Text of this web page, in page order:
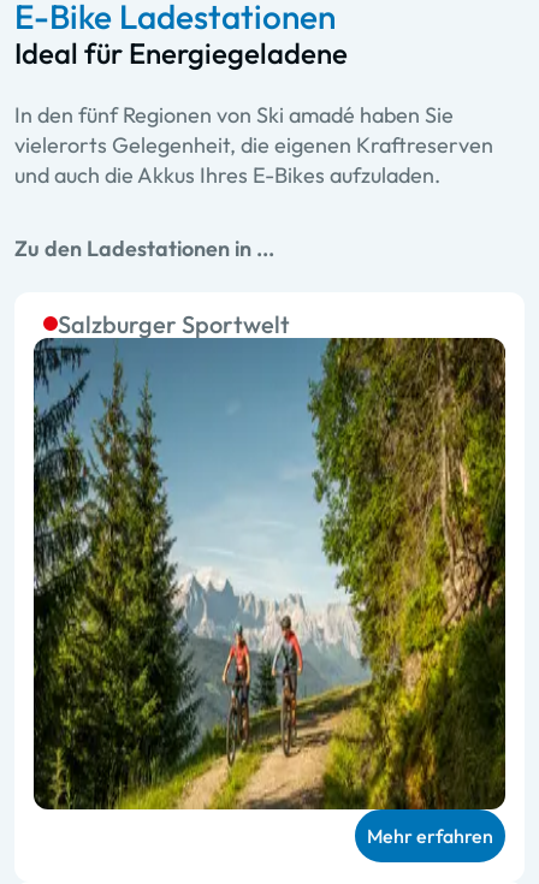
E-Bike Ladestationen
Ideal für Energiegeladene
In den fünf Regionen von Ski amadé haben Sie
vielerorts Gelegenheit, die eigenen Kraftreserven
und auch die Akkus Ihres E-Bikes aufzuladen.
Zu den Ladestationen in ...
Salzburger Sportwelt
Mehr erfahren